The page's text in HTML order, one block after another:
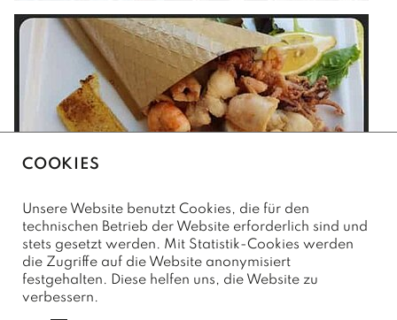
COOKIES
Unsere Website benutzt Cookies, die für den
technischen Betrieb der Website erforderlich sind und
stets gesetzt werden. Mit Statistik-Cookies werden
die Zugriffe auf die Website anonymisiert
festgehalten. Diese helfen uns, die Website zu
verbessern.